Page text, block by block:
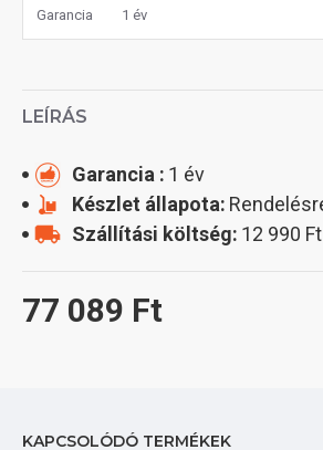
Garancia 1 év
LEÍRÁS
77 089 Ft
Garancia : 1 év
Készlet állapota:
Szállítási költség: 12 990 Ft
KAPCSOLÓDÓ TERMÉKEK